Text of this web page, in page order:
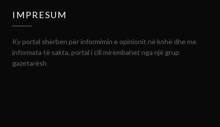
IMPRESUM
Ky portal shërben për informimin e opinionit në kohë dhe me
informata të sakta, portal i cili mirëmbahet nga një grup
gazetarësh